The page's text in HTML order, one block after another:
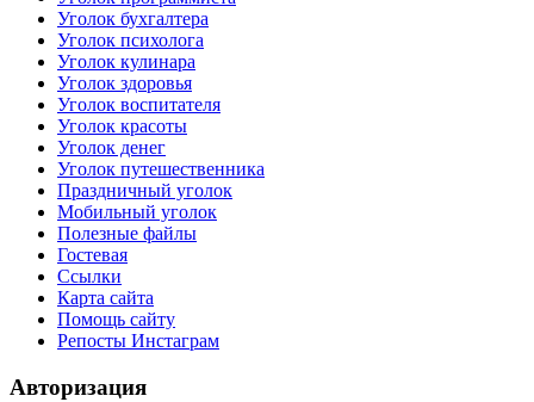
Уголок бухгалтера
Уголок психолога
Уголок кулинара
Уголок здоровья
Уголок воспитателя
Уголок красоты
Уголок денег
Уголок путешественника
Праздничный уголок
Мобильный уголок
Полезные файлы
Гостевая
Ссылки
Карта сайта
Помощь сайту
Репосты Инстаграм
Авторизация